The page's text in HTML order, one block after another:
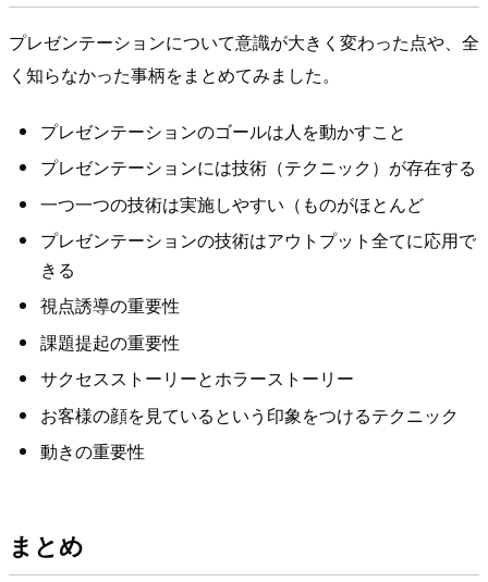
プレゼンテーションについて意識が大きく変わった点や、全
く知らなかった事柄をまとめてみました。
プレゼンテーションのゴールは人を動かすこと
プレゼンテーションには技術（テクニック）が存在する
一つ一つの技術は実施しやすい（ものがほとんど
プレゼンテーションの技術はアウトプット全てに応用で
きる
視点誘導の重要性
課題提起の重要性
サクセスストーリーとホラーストーリー
お客様の顔を見ているという印象をつけるテクニック
動きの重要性
まとめ